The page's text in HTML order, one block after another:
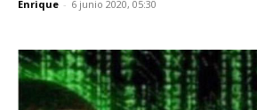
Enrique - 6 junio 2020, 05:30